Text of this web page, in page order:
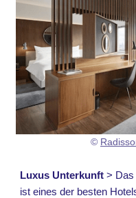
©
Luxus Unterkunft > Das
ist eines der besten